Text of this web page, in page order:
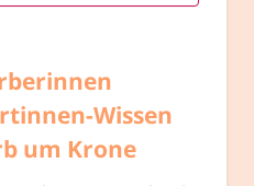
Wissen
um Krone